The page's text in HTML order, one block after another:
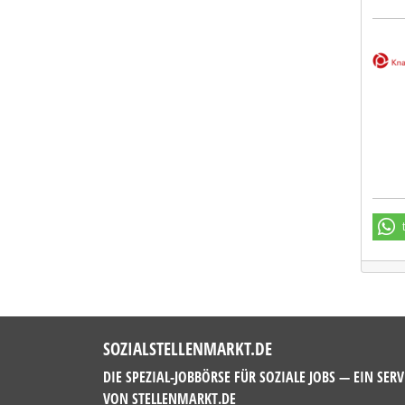
SOZIALSTELLENMARKT.DE
DIE SPEZIAL-JOBBÖRSE FÜR SOZIALE JOBS — EIN
VON STELLENMARKT.DE